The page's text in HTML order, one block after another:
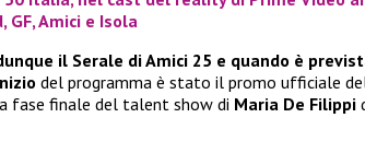
Amici e Isola
il Serale di Amici 25 e quando è
del programma è stato il promo ufficiale
fase finale del talent show di Maria De Filippi